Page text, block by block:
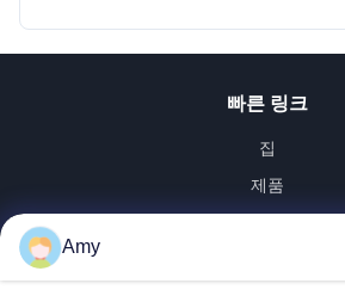
빠른 링크
집
제품
Amy